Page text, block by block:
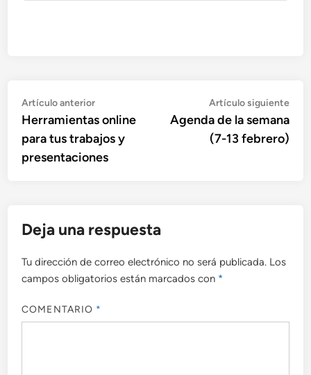
Navegación
de
entradas
Artículo anteriorArtículo
anterior:
Herramientas online
para tus trabajos y
presentaciones
Artículo siguiente
Agenda de la semana
(7-13 febrero)
Deja una respuesta
Tu dirección de correo electrónico no será publicada. Los
campos obligatorios están marcados con *
COMENTARIO *